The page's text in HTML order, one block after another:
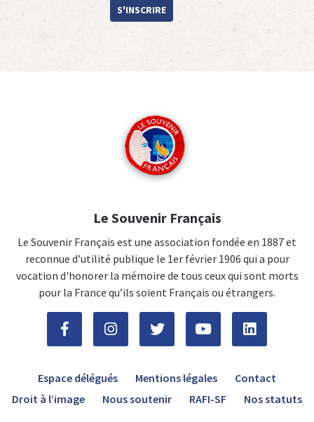
S'INSCRIRE
Le Souvenir Français
Le Souvenir Français est une association fondée en 1887 et
reconnue d’utilité publique le 1er février 1906 qui a pour
vocation d'honorer la mémoire de tous ceux qui sont morts
pour la France qu’ils soient Français ou étrangers.
Espace délégués Mentions légales
Contact
Droit à l’image
Nous soutenir RAFI-SF Nos statuts